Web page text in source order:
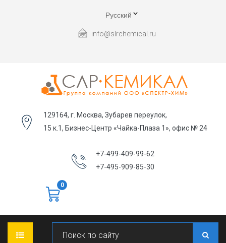
Русский
info@slrchemical.ru
129164, г. Москва, Зубарев переулок,
15 к.1, Бизнес-Центр «Чайка-Плаза 1», офис № 24
+7-499-409-99-62
+7-495-909-85-30
0